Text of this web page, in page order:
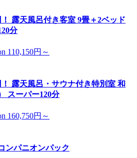
露天風呂付き客室 9畳＋2ベッド
分
110,150円～
露天風呂・サウナ付き特別室 和
スーパー120分
160,750円～
ンパニオンパック